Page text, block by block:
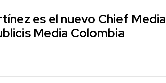
es el nuevo Chief Media
Media Colombia